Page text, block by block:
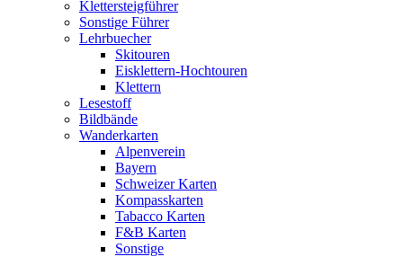
Klettersteigführer
Sonstige Führer
Lehrbuecher
Skitouren
Eisklettern-Hochtouren
Klettern
Lesestoff
Bildbände
Wanderkarten
Alpenverein
Bayern
Schweizer Karten
Kompasskarten
Tabacco Karten
F&B Karten
Sonstige